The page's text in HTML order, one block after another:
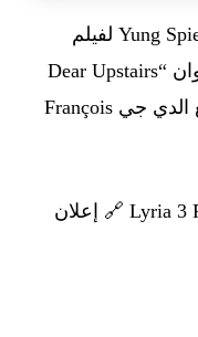
استخدم المنتج Yung Spielburg Lyria 3 Pro لفيلم
قصير من Google DeepMind بعنوان “Dear Upstairs
Neighbors”، وأُعلن عن تعاون مع الدي جي François
🔗
إعلان